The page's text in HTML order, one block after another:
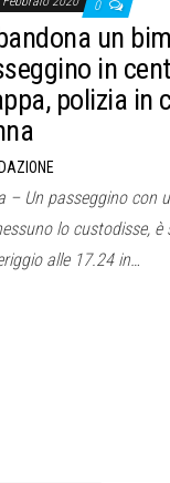
0
un
in
polizia in
– Un passeggino con
lo custodisse,
alle 17.24 in…